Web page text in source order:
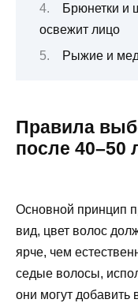
Брюнетки и
освежит лицо
Рыжие и
Правила
после 40–50
Основной принцип
вид, цвет волос
ярче, чем
седые волосы,
они могут